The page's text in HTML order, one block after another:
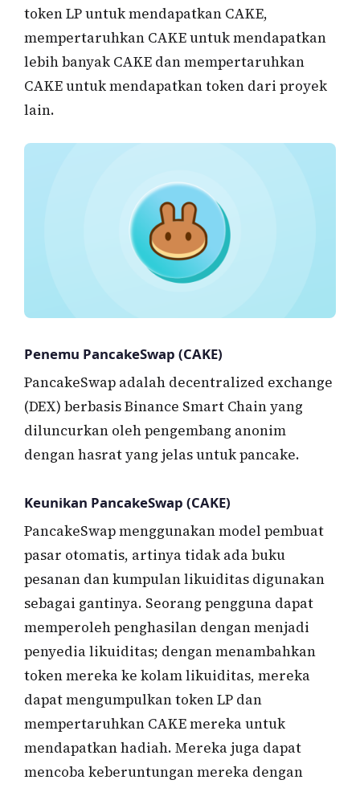
token LP untuk mendapatkan CAKE,
mempertaruhkan CAKE untuk mendapatkan
lebih banyak CAKE dan mempertaruhkan
CAKE untuk mendapatkan token dari proyek
lain.
Penemu PancakeSwap (CAKE)
PancakeSwap adalah decentralized exchange
(DEX) berbasis Binance Smart Chain yang
diluncurkan oleh pengembang anonim
dengan hasrat yang jelas untuk pancake.
Keunikan PancakeSwap (CAKE)
PancakeSwap menggunakan model pembuat
pasar otomatis, artinya tidak ada buku
pesanan dan kumpulan likuiditas digunakan
sebagai gantinya. Seorang pengguna dapat
memperoleh penghasilan dengan menjadi
penyedia likuiditas; dengan menambahkan
token mereka ke kolam likuiditas, mereka
dapat mengumpulkan token LP dan
mempertaruhkan CAKE mereka untuk
mendapatkan hadiah. Mereka juga dapat
mencoba keberuntungan mereka dengan